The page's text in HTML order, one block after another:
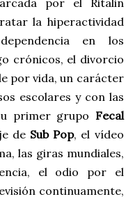
la hiperactividad
en los
crónicos, el divorcio
por vida, un carácter
escolares y con las
primer grupo Fecal
de Sub Pop, el vídeo
las giras mundiales,
el odio por el
continuamente,